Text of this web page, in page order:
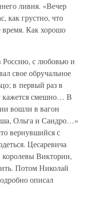
ливня. «Вечер
как грустно, что
время. Как хорошо
Россию, с любовью и
свое обручальное
в первый раз в
кажется смешно… В
вошли в вагон
Ольга и Сандро…»
вернувшийся с
Цесаревича
Виктории,
Потом Николай
описал